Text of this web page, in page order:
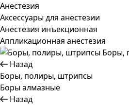
Анестезия
Аксессуары для анестезии
Анестезия инъекционная
Аппликационная анестезия
Боры,
Назад
Боры, полиры, штрипсы
Боры алмазные
Назад